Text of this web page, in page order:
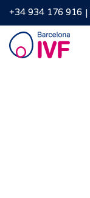
+34 934 176 916
Barcelona
IVF